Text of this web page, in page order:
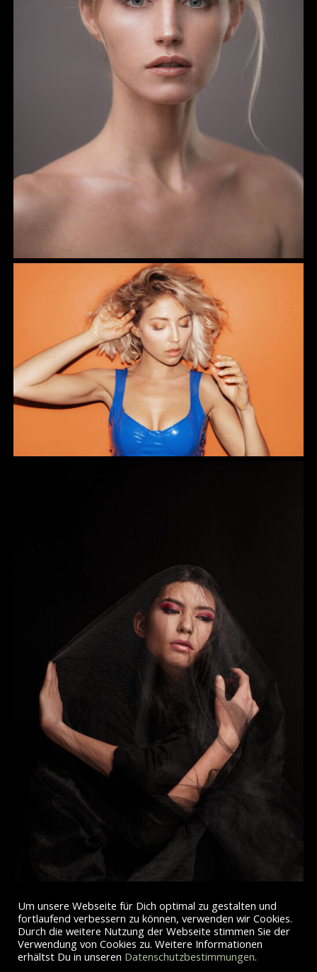
Um unsere Webseite für Dich optimal zu gestalten und
fortlaufend verbessern zu können, verwenden wir Cookies.
Durch die weitere Nutzung der Webseite stimmen Sie der
Verwendung von Cookies zu. Weitere Informationen
erhältst Du in unseren Datenschutzbestimmungen.